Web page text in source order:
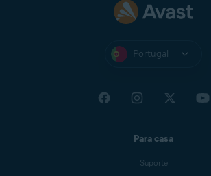
Portugal
Para casa
Suporte